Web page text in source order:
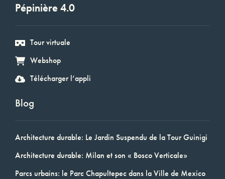
Pépinière 4.0
Tour virtuale
Webshop
Télécharger l’appli
Blog
Architecture durable: Le Jardin Suspendu de la Tour Guinigi
Architecture durable: Milan et son « Bosco Verticale»
Parcs urbains: le Parc Chapultepec dans la Ville de Mexico